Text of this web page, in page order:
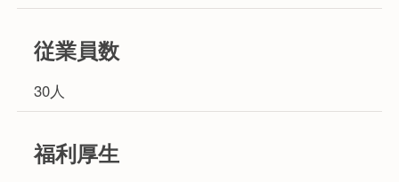
従業員数
30人
福利厚生